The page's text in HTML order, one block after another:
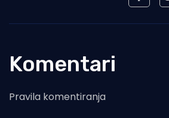
Komentari
Pravila komentiranja